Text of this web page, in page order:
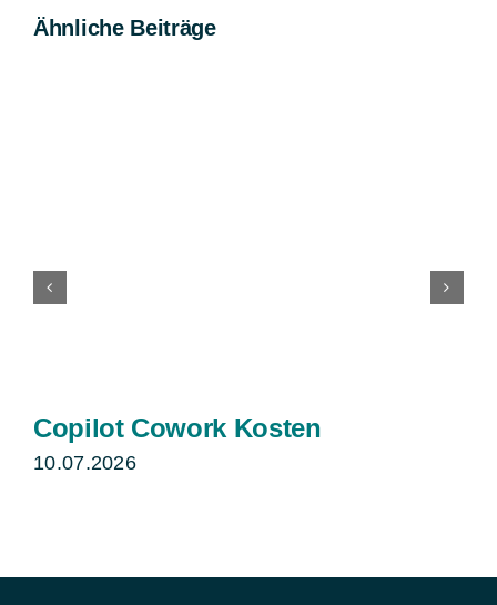
Ähnliche Beiträge
Copilot Cowork Kosten
10.07.2026